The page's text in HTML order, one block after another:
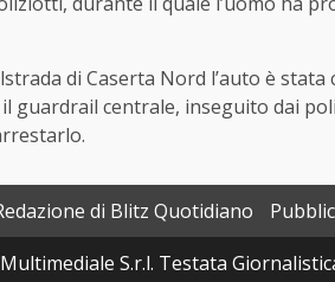
di Caserta Nord l’auto è
guardrail centrale, inseguito dai
di Blitz Quotidiano
S.r.l. Testata